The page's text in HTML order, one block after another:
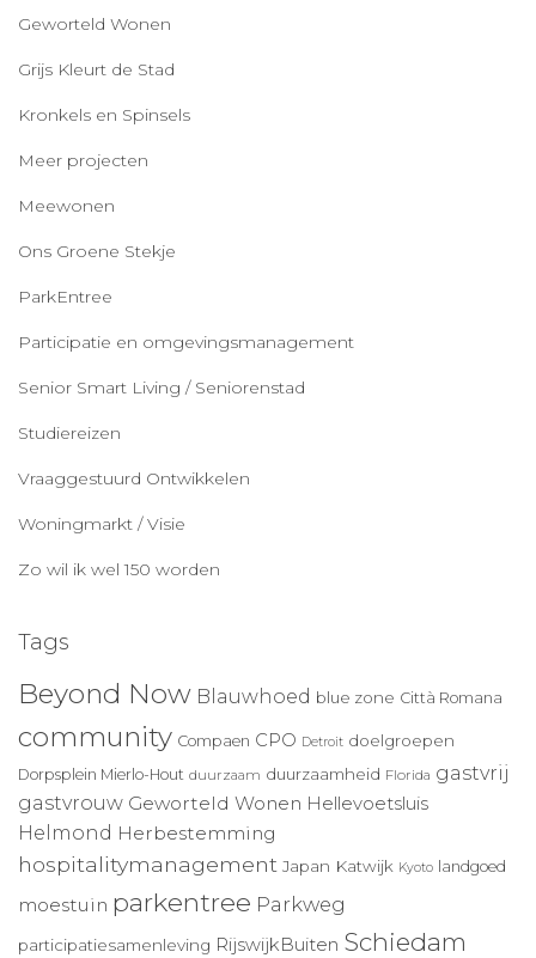
Geworteld Wonen
Grijs Kleurt de Stad
Kronkels en Spinsels
Meer projecten
Meewonen
Ons Groene Stekje
ParkEntree
Participatie en omgevingsmanagement
Senior Smart Living / Seniorenstad
Studiereizen
Vraaggestuurd Ontwikkelen
Woningmarkt / Visie
Zo wil ik wel 150 worden
Tags
Beyond Now Blauwhoed blue zone Città Romana
community Compaen CPO Detroit doelgroepen
Dorpsplein Mierlo-Hout duurzaam duurzaamheid Florida gastvrij
gastvrouw Geworteld Wonen Hellevoetsluis
Helmond Herbestemming
hospitalitymanagement Japan Katwijk Kyoto landgoed
moestuin parkentree Parkweg
participatiesamenleving RijswijkBuiten Schiedam